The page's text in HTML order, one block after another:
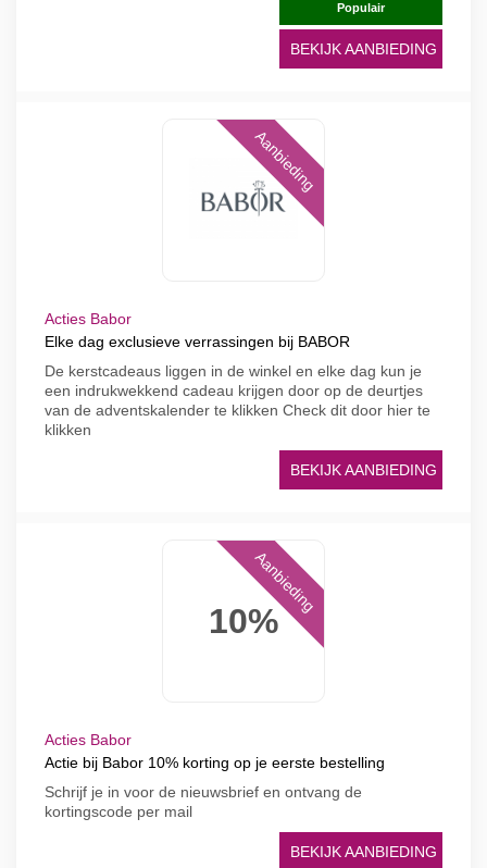
Populair
BEKIJK AANBIEDING
Aanbieding
Acties Babor
Elke dag exclusieve verrassingen bij BABOR
De kerstcadeaus liggen in de winkel en elke dag kun je
een indrukwekkend cadeau krijgen door op de deurtjes
van de adventskalender te klikken Check dit door hier te
klikken
BEKIJK AANBIEDING
10%
Aanbieding
Acties Babor
Actie bij Babor 10% korting op je eerste bestelling
Schrijf je in voor de nieuwsbrief en ontvang de
kortingscode per mail
BEKIJK AANBIEDING